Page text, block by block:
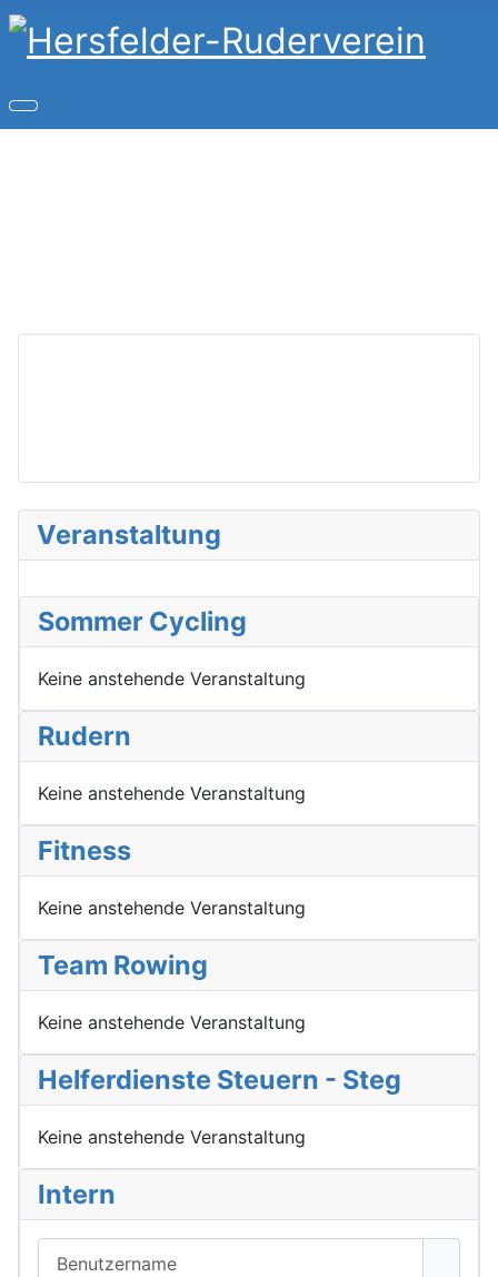
Veranstaltung
Sommer Cycling
Keine anstehende Veranstaltung
Rudern
Keine anstehende Veranstaltung
Fitness
Keine anstehende Veranstaltung
Team Rowing
Keine anstehende Veranstaltung
Helferdienste Steuern - Steg
Keine anstehende Veranstaltung
Intern